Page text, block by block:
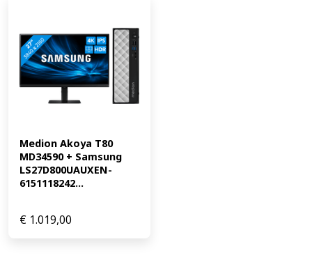
Medion Akoya T80
MD34590 + Samsung
LS27D800UAUXEN-
6151118242...
€ 1.019,00